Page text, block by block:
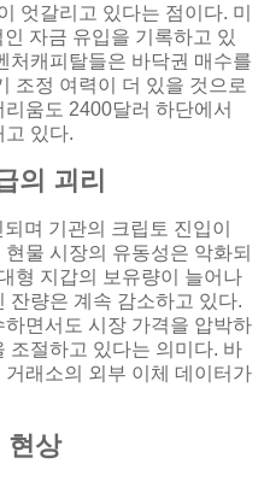
엇갈리고 있다는 점이다. 미
자금 유입을 기록하고 있
처캐피탈들은 바닥권 매수를
조정 여력이 더 있을 것으로
움도 2400달러 하단에서
고 있다.
의 괴리
며 기관의 크립토 진입이
물 시장의 유동성은 악화되
형 지갑의 보유량이 늘어나
잔량은 계속 감소하고 있다.
면서도 시장 가격을 압박하
조절하고 있다는 의미다. 바
래소의 외부 이체 데이터가
현상